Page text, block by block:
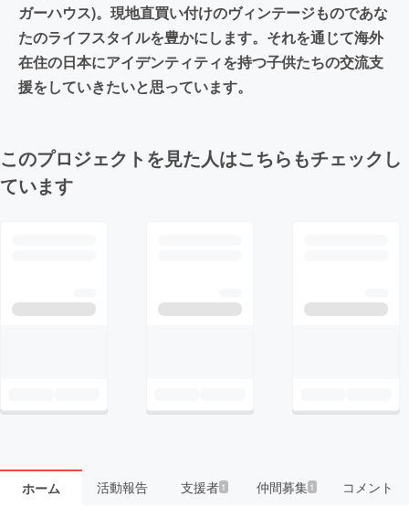
ガーハウス)。現地直買い付けのヴィンテージものであな
たのライフスタイルを豊かにします。それを通じて海外
在住の日本にアイデンティティを持つ子供たちの交流支
援をしていきたいと思っています。
このプロジェクトを見た人はこちらもチェックし
ています
ホーム 活動報告 支援者 1 仲間募集 1 コメント